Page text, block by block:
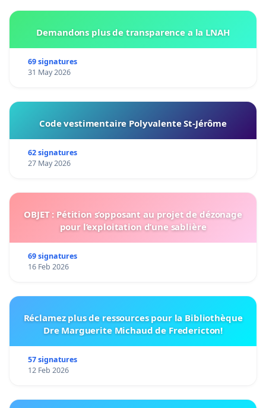
Demandons plus de transparence a la LNAH
69 signatures
31 May 2026
Code vestimentaire Polyvalente St-Jérôme
62 signatures
27 May 2026
OBJET : Pétition s’opposant au projet de dézonage
pour l’exploitation d’une sablière
69 signatures
16 Feb 2026
Réclamez plus de ressources pour la Bibliothèque
Dre Marguerite Michaud de Fredericton!
57 signatures
12 Feb 2026